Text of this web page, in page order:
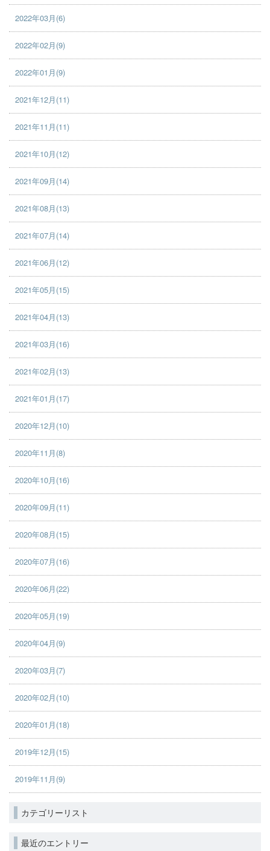
2022年03月(6)
2022年02月(9)
2022年01月(9)
2021年12月(11)
2021年11月(11)
2021年10月(12)
2021年09月(14)
2021年08月(13)
2021年07月(14)
2021年06月(12)
2021年05月(15)
2021年04月(13)
2021年03月(16)
2021年02月(13)
2021年01月(17)
2020年12月(10)
2020年11月(8)
2020年10月(16)
2020年09月(11)
2020年08月(15)
2020年07月(16)
2020年06月(22)
2020年05月(19)
2020年04月(9)
2020年03月(7)
2020年02月(10)
2020年01月(18)
2019年12月(15)
2019年11月(9)
カテゴリーリスト
最近のエントリー